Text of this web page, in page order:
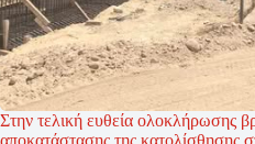
Στην τελική ευθεία ολοκλήρωσης
αποκατάστασης της κατολίσθησης